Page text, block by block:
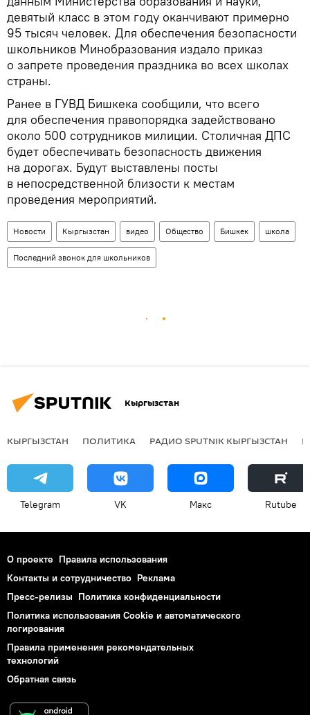
девятый класс в этом году оканчивают примерно
95 тысяч человек. Для обеспечения безопасности
школьников Минобразования издало приказ
о запрете проведения праздника во всех школах
страны.
Ранее в ГУВД Бишкека сообщили, что всего
для обеспечения правопорядка задействовано
около 500 сотрудников милиции. Столичная ДПС
будет обеспечивать безопасность движения
на дорогах. Будут выставлены посты
в непосредственной близости к местам
проведения мероприятий.
Новости Кыргызстан видео Общество Бишкек школа
Последний звонок для школьников
Кыргызстан
КЫРГЫЗСТАН ПОЛИТИКА РАДИО SPUTNIK КЫРГЫЗСТАН
Telegram VK Макс Rutube
О проекте Правила использования
Контакты и сотрудничество Реклама
Пресс-релизы Политика конфиденциальности
Политика использования Cookie и автоматического
логирования
Правила применения рекомендательных
технологий
Обратная связь